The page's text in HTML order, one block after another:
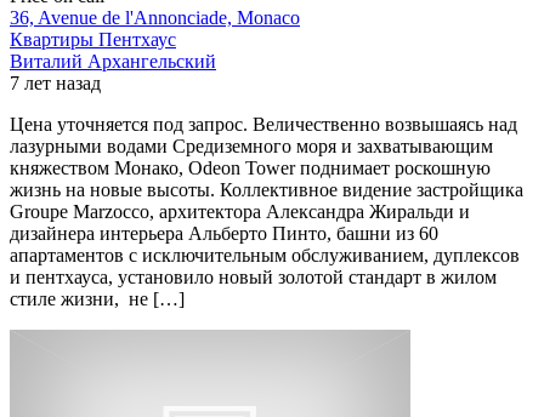
36, Avenue de l'Annonciade, Monaco
Квартиры Пентхаус
Виталий Архангельский
7 лет назад
Цена уточняется под запрос. Величественно возвышаясь над
лазурными водами Средиземного моря и захватывающим
княжеством Монако, Odeon Tower поднимает роскошную
жизнь на новые высоты. Коллективное видение застройщика
Groupe Marzocco, архитектора Александра Жиральди и
дизайнера интерьера Альберто Пинто, башни из 60
апартаментов с исключительным обслуживанием, дуплексов
и пентхауса, установило новый золотой стандарт в жилом
стиле жизни, не […]